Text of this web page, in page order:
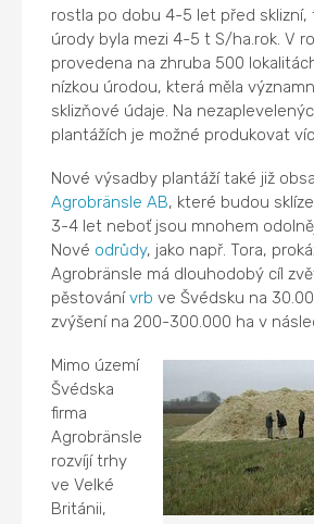
rostla po dobu 4-5 let před sklizní,
úrody byla mezi 4-5 t S/ha.rok. V
provedena na zhruba 500
nízkou úrodou, která měla
sklizňové údaje. Na
plantážích je možné produkovat
Nové výsadby plantáží také již
Agrobränsle AB, které budou
3-4 let neboť jsou mnohem
Nové odrůdy, jako např. Tora,
Agrobränsle má dlouhodobý cíl
pěstovánívrb ve Švédsku na
zvýšení na 200-300.000 ha v
Mimo území
Švédska
firma
Agrobränsle
rozvíjí trhy
ve Velké
Británii,